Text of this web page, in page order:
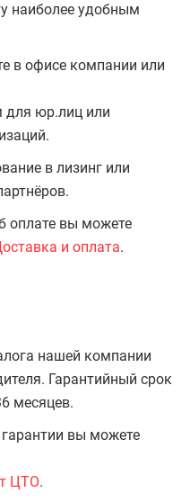
наиболее удобным
в офисе компании или
для юр.лиц или
в лизинг или
оплате вы можете
и оплата.
нашей компании
Гарантийный срок
месяцев.
вы можете
ЦТО.